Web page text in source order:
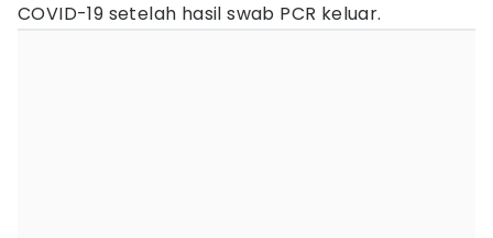
COVID-19 setelah hasil swab PCR keluar.